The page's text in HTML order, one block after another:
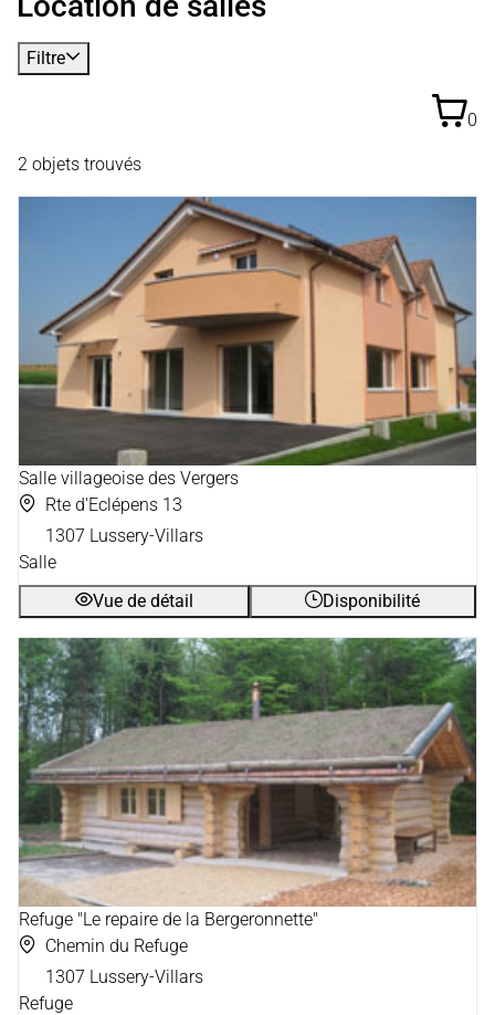
Filtre
0
2 objets trouvés
Salle villageoise des Vergers
Rte d'Eclépens 13
1307 Lussery-Villars
Salle
Vue de détail
Disponibilité
Refuge "Le repaire de la Bergeronnette"
Chemin du Refuge
1307 Lussery-Villars
Refuge